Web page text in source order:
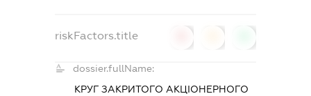
riskFactors.title
dossier.fullName:
КРУГ ЗАКРИТОГО АКЦІОНЕРНОГО